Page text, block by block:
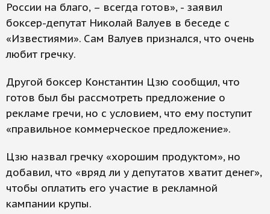
России на благо, – всегда готов», - заявил
боксер-депутат Николай Валуев в беседе с
«Известиями». Сам Валуев признался, что очень
любит гречку.
Другой боксер Константин Цзю сообщил, что
готов был бы рассмотреть предложение о
рекламе гречи, но с условием, что ему поступит
«правильное коммерческое предложение».
Цзю назвал гречку «хорошим продуктом», но
добавил, что «вряд ли у депутатов хватит денег»,
чтобы оплатить его участие в рекламной
кампании крупы.